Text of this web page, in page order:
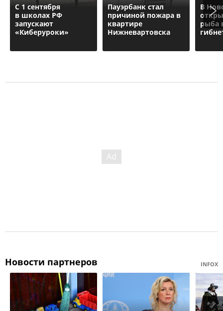
С 1 сентября
в школах РФ
запускают
«Киберуроки»
Пауэрбанк стал
причиной пожара в
квартире
Нижневартовска
В
рыба
Новости партнеров INFOX